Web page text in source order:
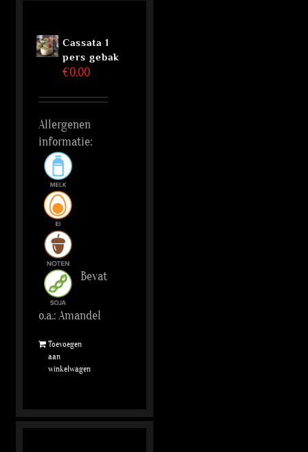
Cassata 1
pers gebak
€0,00
Allergenen
informatie:
Bevat
o.a.: Amandel
Toevoegen
aan
winkelwagen